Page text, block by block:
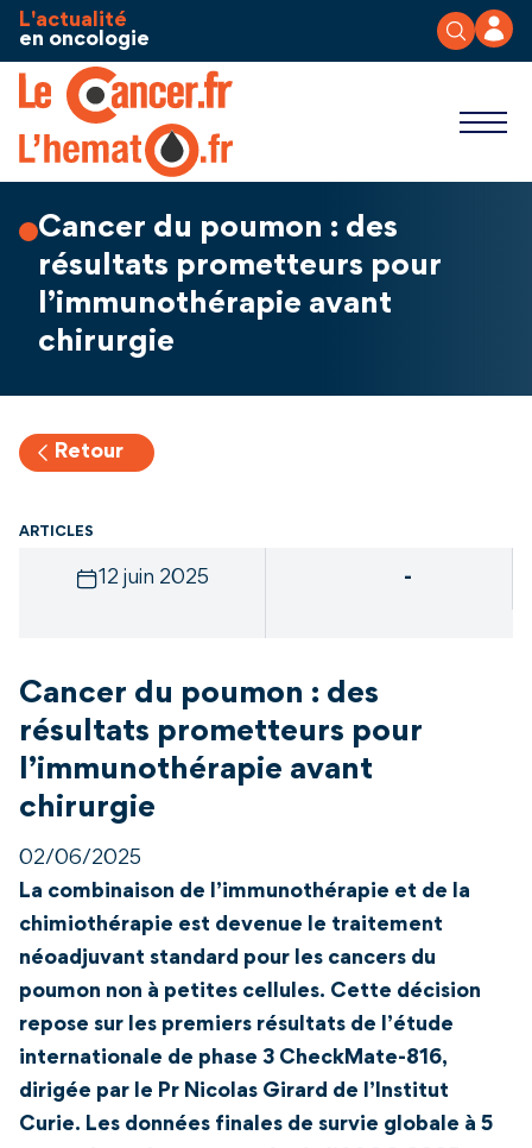
Aller au contenu
L'actualité
en oncologie
Cancer du poumon : des
résultats prometteurs pour
l’immunothérapie avant
chirurgie
Retour
ARTICLES
12 juin 2025 -
Cancer du poumon : des
résultats prometteurs pour
l’immunothérapie avant
chirurgie
02/06/2025
La combinaison de l’immunothérapie et de la
chimiothérapie est devenue le traitement
néoadjuvant standard pour les cancers du
poumon non à petites cellules. Cette décision
repose sur les premiers résultats de l’étude
internationale de phase 3 CheckMate-816,
dirigée par le Pr Nicolas Girard de l’Institut
Curie. Les données finales de survie globale à 5
Panneau de gestion des cookies